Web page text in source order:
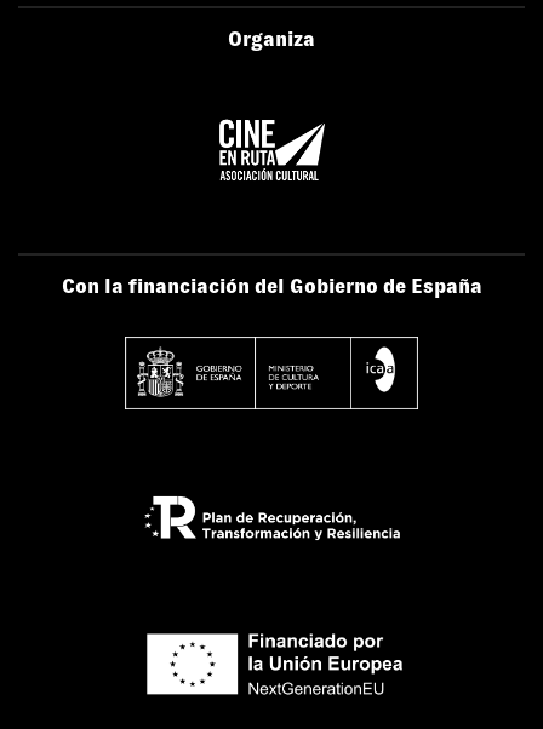
Organiza
Con la financiación del Gobierno de España